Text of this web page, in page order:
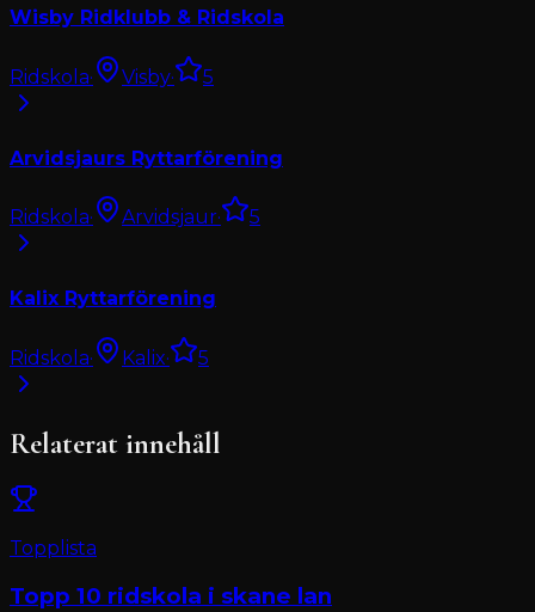
Wisby Ridklubb & Ridskola
Ridskola· Visby· 5
Arvidsjaurs Ryttarförening
Ridskola· Arvidsjaur· 5
Kalix Ryttarförening
Ridskola· Kalix· 5
Relaterat innehåll
Topplista
Topp 10 ridskola i skane lan